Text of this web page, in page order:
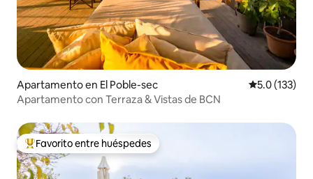
Apartamento en El Poble-sec Calificación
5.0 (133)
Apartamento con Terraza & Vistas de BCN
Favorito entre huéspedes preferido
Favorito entre huéspedes